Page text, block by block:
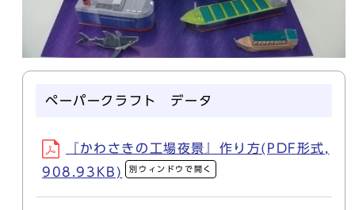
ペーパークラフト データ
『かわさきの工場夜景』作り方(PDF形式,
908.93KB)
別ウィンドウで開く